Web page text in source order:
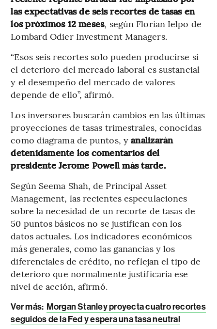
las expectativas de seis recortes de tasas en
los próximos 12 meses, según Florian Ielpo de
Lombard Odier Investment Managers.
“Esos seis recortes solo pueden producirse si
el deterioro del mercado laboral es sustancial
y el desempeño del mercado de valores
depende de ello”, afirmó.
Los inversores buscarán cambios en las últimas
proyecciones de tasas trimestrales, conocidas
como diagrama de puntos, y analizarán
detenidamente los comentarios del
presidente Jerome Powell más tarde.
Según Seema Shah, de Principal Asset
Management, las recientes especulaciones
sobre la necesidad de un recorte de tasas de
50 puntos básicos no se justifican con los
datos actuales. Los indicadores económicos
más generales, como las ganancias y los
diferenciales de crédito, no reflejan el tipo de
deterioro que normalmente justificaría ese
nivel de acción, afirmó.
Ver más: Morgan Stanley proyecta cuatro recortes
seguidos de la Fed y espera una tasa neutral